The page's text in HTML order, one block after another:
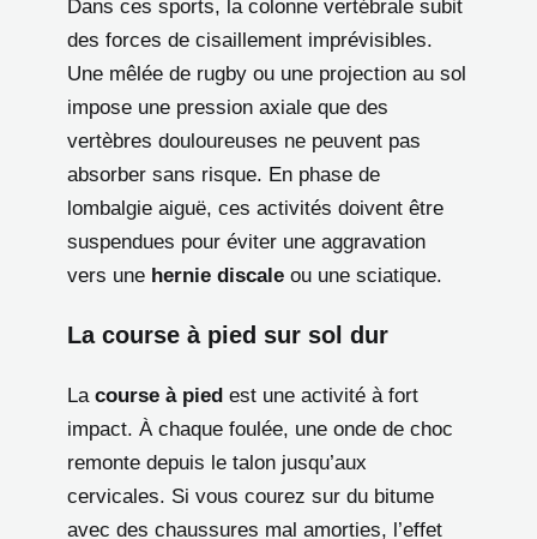
Dans ces sports, la colonne vertébrale subit
des forces de cisaillement imprévisibles.
Une mêlée de rugby ou une projection au sol
impose une pression axiale que des
vertèbres douloureuses ne peuvent pas
absorber sans risque. En phase de
lombalgie aiguë, ces activités doivent être
suspendues pour éviter une aggravation
vers une hernie discale ou une sciatique.
La course à pied sur sol dur
La course à pied est une activité à fort
impact. À chaque foulée, une onde de choc
remonte depuis le talon jusqu’aux
cervicales. Si vous courez sur du bitume
avec des chaussures mal amorties, l’effet